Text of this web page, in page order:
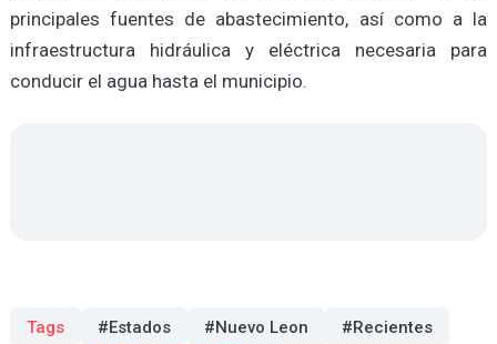
principales fuentes de abastecimiento, así como a la
infraestructura hidráulica y eléctrica necesaria para
conducir el agua hasta el municipio.
Tags #Estados #Nuevo Leon #Recientes